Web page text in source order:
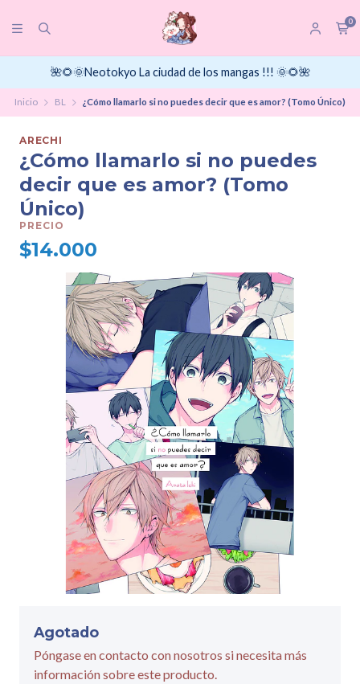
0
🌺🌻🌞Neotokyo La ciudad de los mangas !!! 🌞🌻🌺
Inicio BL ¿Cómo llamarlo si no puedes decir que es amor? (Tomo Único)
ARECHI
¿Cómo llamarlo si no puedes
decir que es amor? (Tomo
Único)
PRECIO
$14.000
Agotado
Póngase en contacto con nosotros si necesita más
información sobre este producto.